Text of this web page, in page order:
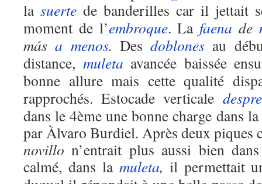
la suerte de banderilles car il jettait
moment de l’embroque. La faena de
mása menos. Desdoblones au
distance, muleta avancée baissée
bonne allure mais cette qualité
rapprochés. Estocade verticale
dans le 4ème une bonne charge dans
par Àlvaro Burdiel. Après deux piques
novillo n’entrait plus aussi bien
calmé, dans la muleta, il permettait